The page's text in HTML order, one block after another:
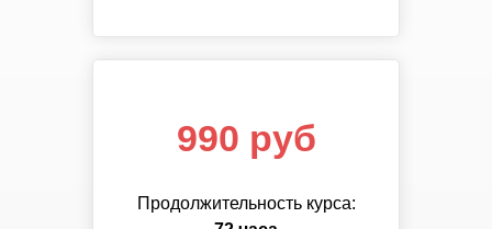
Продолжительность курса:108
1 390 руб
Продолжительность курса:
990 руб